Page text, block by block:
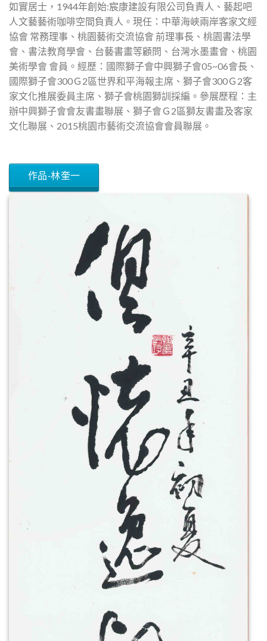
如實居士，1944年創始:宸康建設有限公司負責人、藝起吧
人文藝藝術咖啡空間負責人。現任：中華海峽兩岸客家文經
協會 常務理事、桃園藝術交流協會 前理事長、桃園書法學
會、書法教育學會、台藝書畫等顧問、台灣水墨畫會、桃園
美術學會 會員。經歷：國際獅子會中興獅子會05~06會長、
國際獅子會300Ｇ2區世界和平海報主席、獅子會300Ｇ2客
家文化推展委員主席、獅子會桃園獅訓採編。參展歷程：主
辦中興獅子會會友書畫聯展、獅子會Ｇ2區獅友書畫及客家
文化聯展、2015桃園市藝術交流協會會員聯展。
作品-林奎一